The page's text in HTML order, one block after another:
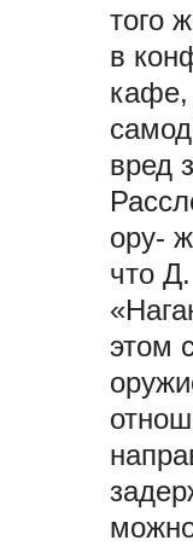
того
в
кафе,
вред
ору-
что
этом